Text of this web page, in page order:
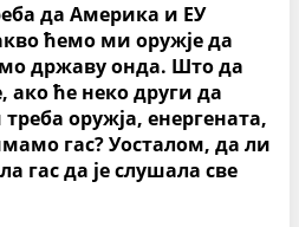
да Америка и ЕУ
ћемо ми оружје да
државу онда. Што да
ће неко други да
оружја, енергената,
гас?Уосталом, да ли
гас да је слушала све